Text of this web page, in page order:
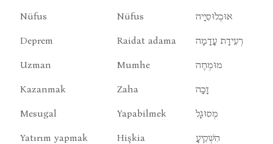
Nüfus Nüfus אוּכְלוּסִיָיה
Deprem Raidat adama רְעִידָת עָדָמָה
Uzman Mumhe מוּמְחֶה
Kazanmak Zaha זָכָה
Mesugal Yapabilmek מְסוּגָל
Yatırım yapmak Hişkia הִשְׁקִיעָ